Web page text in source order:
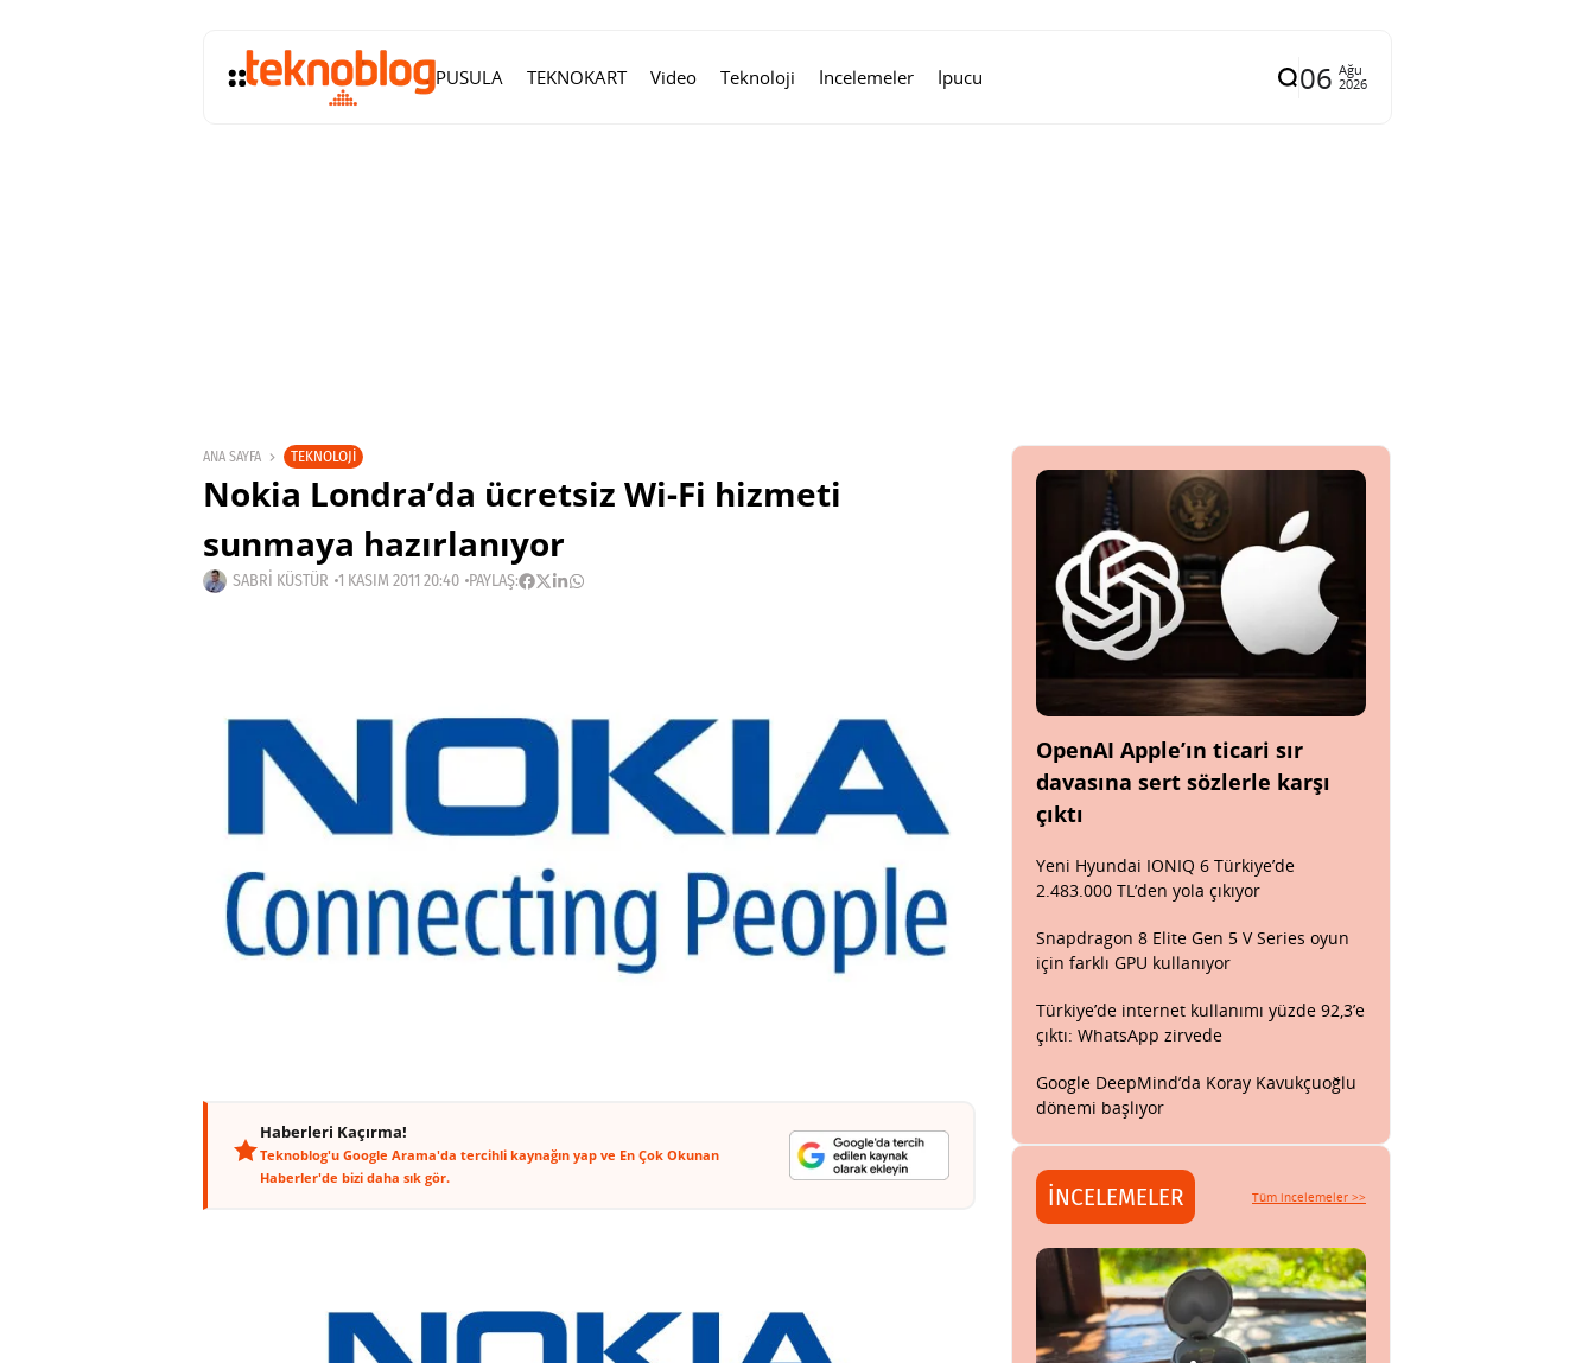
PUSULA TEKNOKART Video Teknoloji İncelemeler İpucu 06 Ağu
2026
ANA SAYFA TEKNOLOJI
Nokia Londra’da ücretsiz Wi-Fi hizmeti
sunmaya hazırlanıyor
SABRI KÜSTÜR 1 KASIM 2011 20:40 PAYLAŞ:
Haberleri Kaçırma!
Teknoblog'u Google Arama'da tercihli kaynağın yap ve En Çok Okunan
Haberler'de bizi daha sık gör.
OpenAI Apple’ın ticari sır
davasına sert sözlerle karşı
çıktı
Yeni Hyundai IONIQ 6 Türkiye’de
2.483.000 TL’den yola çıkıyor
Snapdragon 8 Elite Gen 5 V Series oyun
için farklı GPU kullanıyor
Türkiye’de internet kullanımı yüzde 92,3’e
çıktı: WhatsApp zirvede
Google DeepMind’da Koray Kavukçuoğlu
dönemi başlıyor
İNCELEMELER Tüm incelemeler >>